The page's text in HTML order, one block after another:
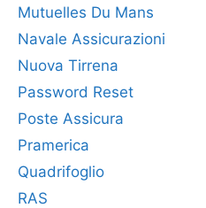
Mutuelles Du Mans
Navale Assicurazioni
Nuova Tirrena
Password Reset
Poste Assicura
Pramerica
Quadrifoglio
RAS